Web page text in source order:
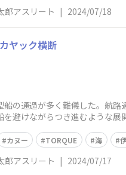
郎アスリート | 2024/07/18
ヤック横断
の通過が多く難儀した。航
を避けながらつき進むような
カヌー TORQUE 海
郎アスリート | 2024/07/17